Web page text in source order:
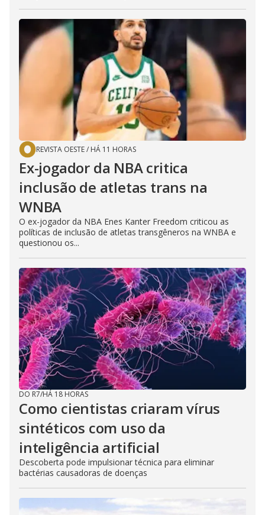
REVISTA OESTE/ HÁ 11 HORAS
Ex-jogador da NBA critica
inclusão de atletas trans na
WNBA
O ex-jogador da NBA Enes Kanter Freedom criticou as
políticas de inclusão de atletas transgêneros na WNBA e
questionou os...
DO R7/HÁ 18 HORAS
Como cientistas criaram vírus
sintéticos com uso da
inteligência artificial
Descoberta pode impulsionar técnica para eliminar
bactérias causadoras de doenças